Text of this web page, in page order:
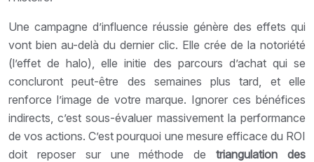
Une campagne d’influence réussie génère des effets qui
vont bien au-delà du dernier clic. Elle crée de la notoriété
(l’effet de halo), elle initie des parcours d’achat qui se
concluront peut-être des semaines plus tard, et elle
renforce l’image de votre marque. Ignorer ces bénéfices
indirects, c’est sous-évaluer massivement la performance
de vos actions. C’est pourquoi une mesure efficace du ROI
doit reposer sur une méthode detriangulation des